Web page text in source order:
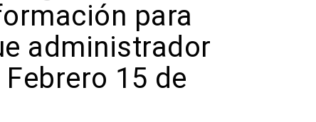
para
administrador
15 de